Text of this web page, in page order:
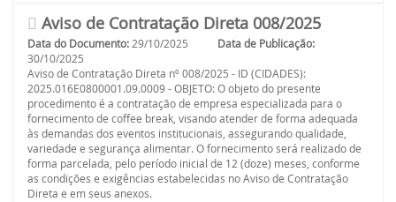
Aviso de Contratação Direta 008/2025
Data do Documento: 29/10/2025
Data de Publicação:
30/10/2025
Aviso de Contratação Direta nº 008/2025 - ID (CIDADES):
2025.016E0800001.09.0009 - OBJETO: O objeto do presente
procedimento é a contratação de empresa especializada para o
fornecimento de coffee break, visando atender de forma adequada
às demandas dos eventos institucionais, assegurando qualidade,
variedade e segurança alimentar. O fornecimento será realizado de
forma parcelada, pelo período inicial de 12 (doze) meses, conforme
as condições e exigências estabelecidas no Aviso de Contratação
Direta e em seus anexos.